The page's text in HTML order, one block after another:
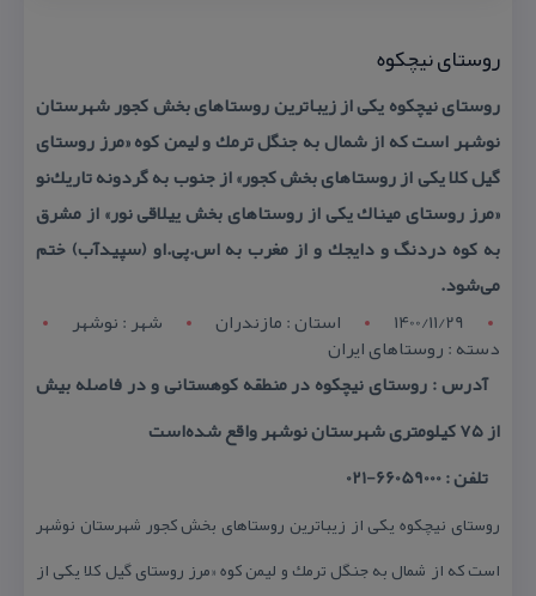
روستای نیچكوه
روستای نیچكوه یكی از زیباترین روستاهای بخش كجور شهرستان
نوشهر است كه از شمال به جنگل ترمك و لیمن كوه «مرز روستای
گیل كلا یكی از روستاهای بخش كجور» از جنوب به گردونه تاریك‌نو
«مرز روستای میناك یكی از روستاهای بخش ییلاقی نور» از مشرق
به كوه دردنگ و دایجك و از مغرب به اس.پی.او (سپیدآب) ختم
می‌شود.
1400/11/29
استان : مازندران شهر : نوشهر
دسته : روستاهای ایران
آدرس : روستای نیچكوه در منطقه كوهستانی و در فاصله بیش
از ۷۵ كیلومتری شهرستان نوشهر واقع شده‌است
تلفن : 66059000-021
روستای نیچكوه یكی از زیباترین روستاهای بخش كجور شهرستان نوشهر
است كه از شمال به جنگل ترمك و لیمن كوه «مرز روستای گیل كلا یكی از